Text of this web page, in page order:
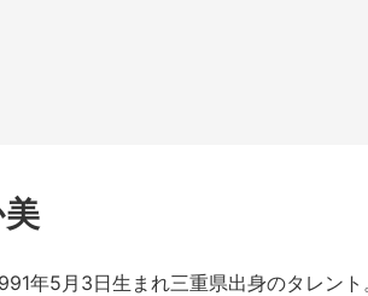
年5月3日生まれ三重県出身のタレント